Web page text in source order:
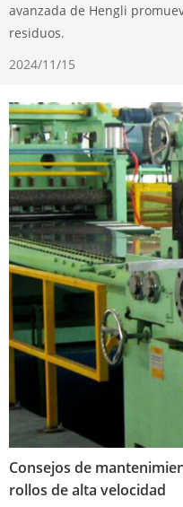
avanzada de Hengli
residuos.
2024/11/15
Consejos de
rollos de alta velocidad